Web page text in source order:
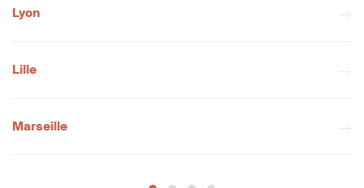
Lyon
Lille
Marseille